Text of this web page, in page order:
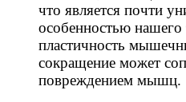
что является почти
особенностью нашего
пластичность
сокращение может
повреждением мышц.